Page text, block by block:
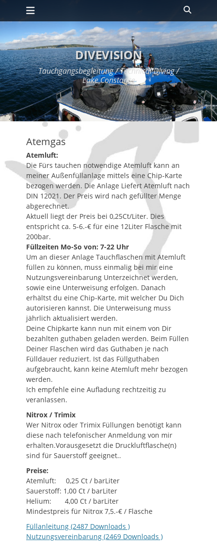
Zum
Inhalt
Primäres Menü
DIVEVISION
Tauchgangsbegleitung / Technical Diving /
Lake Constance
Atemgas
Atemluft:
Die Fürs tauchen notwendige Atemluft kann an
meiner Außenfüllanlage mittels eine Chip-Karte
bezogen werden. Die Anlage Liefert Atemluft nach
DIN 12021. Der Preis wird nach gefüllter Menge
abgerechnet.
Aktuell liegt der Preis bei 0,25Ct/Liter. Dies
entspricht ca. 5-6.-€ für eine 12Liter Flasche mit
200bar.
Füllzeiten Mo-So von: 7-22 Uhr
Um an dieser Anlage Tauchflaschen mit Atemluft
füllen zu können, muss einmalig bei mir eine
Nutzungsvereinbarung Unterzeichnet werden,
sowie eine Unterweisung erfolgen. Danach
erhältst du eine Chip-Karte, mit welcher Du Dich
autorisieren kannst. Die Unterweisung muss
jährlich aktualisiert werden.
Deine Chipkarte kann nun mit einem von Dir
bezahlten guthaben geladen werden. Beim Füllen
Deiner Flaschen wird das Guthaben je nach
Fülldauer reduziert. Ist das Füllguthaben
aufgebraucht, kann keine Atemluft mehr bezogen
werden.
Ich empfehle eine Aufladung rechtzeitig zu
veranlassen.
Nitrox / Trimix
Wer Nitrox oder Trimix Füllungen benötigt kann
diese nach telefonischer Anmeldung von mir
erhalten.Vorausgesetzt die Druckluftflasche(n)
sind für Sauerstoff geeignet..
Preise:
Atemluft: 0,25 Ct / barLiter
Sauerstoff: 1,00 Ct / barLiter
Helium: 4,00 Ct / barLiter
Mindestpreis für Nitrox 7,5.-€ / Flasche
Füllanleitung (2487 Downloads )
Nutzungsvereinbarung (2469 Downloads )